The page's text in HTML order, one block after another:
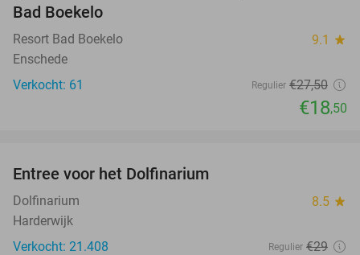
Bad Boekelo
Resort Bad Boekelo 9.1 star
Enschede
Verkocht: 61
Regulier €27,50
€18,50
Entree voor het Dolfinarium
Dolfinarium 8.5 star
Harderwijk
Verkocht: 21.408
Regulier €29